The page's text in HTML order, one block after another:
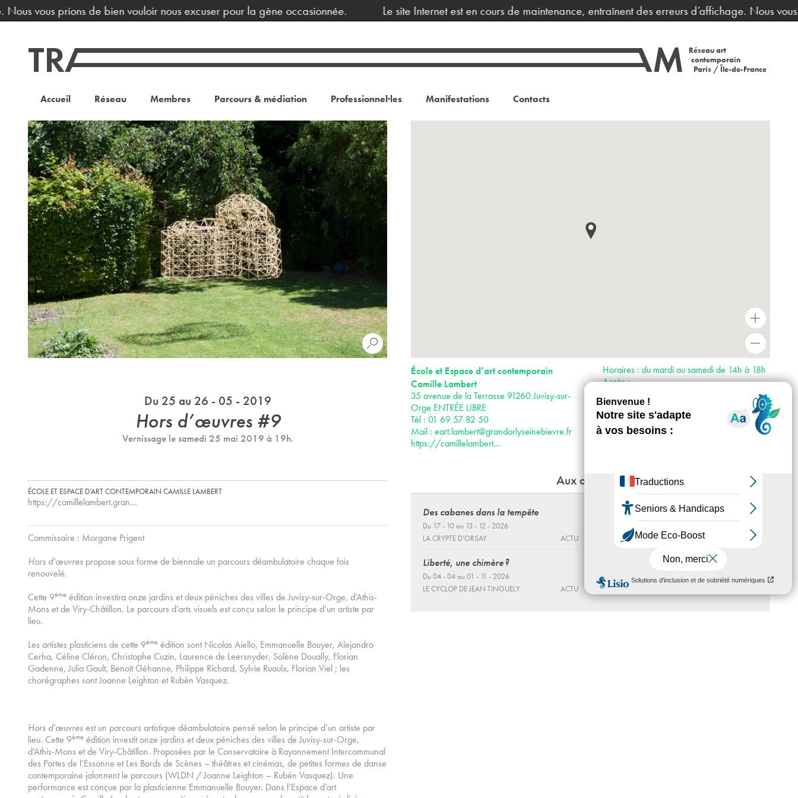
vous prions de bien vouloir nous excuser pour la gène occasionnée. Le site Internet est en cours de maintenance, entraînent des erreurs d’affichage. Nous vous
Réseau art
contemporain
Paris / Île-de-France
Accueil Réseau Membres Parcours & médiation Professionnel·les Manifestations Contacts
Du 25 au 26 - 05 - 2019
Hors d’œuvres #9
Vernissage le samedi 25 mai 2019 à 19h.
ÉCOLE ET ESPACE D’ART CONTEMPORAIN CAMILLE LAMBERT
https://camillelambert.gran…
Commissaire : Morgane Prigent
Hors d’œuvres propose sous forme de biennale un parcours déambulatoire chaque fois
renouvelé.
Cette 9ème édition investira onze jardins et deux péniches des villes de Juvisy-sur-Orge, d’Athis-
Mons et de Viry-Châtillon. Le parcours d’arts visuels est conçu selon le principe d’un artiste par
lieu.
Les artistes plasticiens de cette 9ème édition sont Nicolas Aiello, Emmanuelle Bouyer, Alejandro
Cerha, Céline Cléron, Christophe Cuzin, Laurence de Leersnyder, Solène Doually, Florian
Gadenne, Julia Gault, Benoît Géhanne, Philippe Richard, Sylvie Ruaulx, Florian Viel ; les
chorégraphes sont Joanne Leighton et Rubèn Vasquez.
Hors d’œuvresest un parcours artistique déambulatoire pensé selon le principe d’un artiste par
lieu. Cette 9ème édition investit onze jardins et deux péniches des villes de Juvisy-sur-Orge,
d’Athis-Mons et de Viry-Châtillon. Proposées par le Conservatoire à Rayonnement Intercommunal
des Portes de l’Essonne et Les Bords de Scènes – théâtres et cinémas, de petites formes de danse
contemporaine jalonnent le parcours (WLDN / Joanne Leighton – Rubén Vasquez). Une
performance est conçue par la plasticienne Emmanuelle Bouyer. Dans l’Espace d’art
+
École et Espace d’art contemporain
Camille Lambert
35 avenue de la Terrasse 91260 Juvisy-sur-
Orge ENTRÉE LIBRE
Tél : 01 69 57 82 50
Mail : eart.lambert@grandorlyseinebievre.fr
https://camillelambert…
Horaires : du mardi au samedi de 14h à 18h
Accès :
· Bus 385
· Voiture : autoroute A6 direction Orly puis
direction Évry par la N7
Aux alentours
Des cabanes dans la tempête
Du 17 - 10 au 13 - 12 - 2026
LA CRYPTE D’ORSAY
ACTU
Liberté, une chimère ?
Du 04 - 04 au 01 - 11 - 2026
LE CYCLOP DE JEAN TINGUELY
ACTU
Magnifaïque Tower, Hommage à
Nikola Tesla
Séverine Hubard
LA CRYPTE D’ORSAY